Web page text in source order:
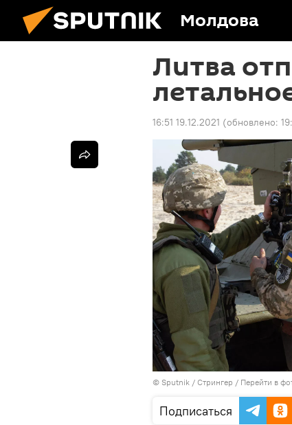
Молдова
Литва
16:51 19.12.2021 (обновлено:
© Sputnik / Стрингер / Перейти в
Подписаться